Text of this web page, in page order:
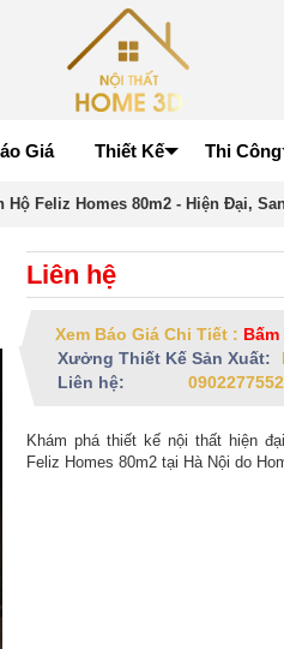
Giá Thiết Kế Thi Công
Hộ Feliz Homes 80m2 - Hiện Đại,
Liên hệ
Xem Báo Giá Chi Tiết :
Xưởng Thiết Kế Sản Xuất:
Liên hệ:
0902277552
Khám phá thiết kế nội thất hiện
Feliz Homes 80m2 tại Hà Nội do